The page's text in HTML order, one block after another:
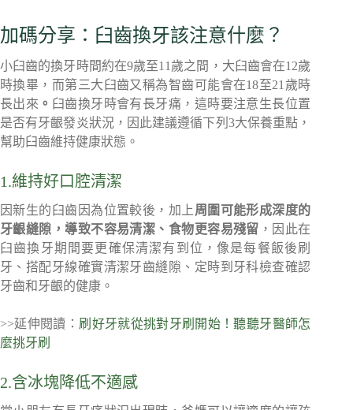
加碼分享：臼齒換牙該注意什麼？
小臼齒的換牙時間約在9歲至11歲之間，大臼齒會在12歲
時換畢，而第三大臼齒又稱為智齒可能會在18至21歲時
長出來 。 臼齒換牙時會有長牙痛，這時要注意生長位置
是否有牙齦發炎狀況，因此建議遵循下列3大保養重點，
幫助臼齒維持健康狀態。
1.維持好口腔清潔
因新生的臼齒因為位置較後，加上 周圍可能形成深度的
牙齦縫隙，導致不容易清潔、食物更容易殘留 ，因此在
臼齒換牙期間要更確保清潔有到位，像是每餐飯後刷
牙、搭配牙線確實清潔牙齒縫隙、定時到牙科檢查確認
牙齒和牙齦的健康。
>>延伸閱讀： 刷好牙就從挑對牙刷開始！聽聽牙醫師怎
麼挑牙刷
2.含冰塊降低不適感